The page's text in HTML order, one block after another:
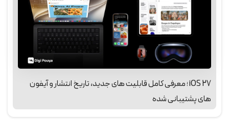
iOS 27 ؛ معرفی کامل قابلیت‌ های جدید، تاریخ انتشار و آیفون‌
های پشتیبانی‌ شده